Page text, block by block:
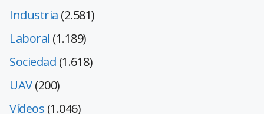
Industria (2.581)
Laboral (1.189)
Sociedad (1.618)
UAV(200)
Vídeos (1.046)